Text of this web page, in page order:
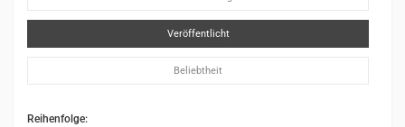
Veröffentlicht
Beliebtheit
Reihenfolge: